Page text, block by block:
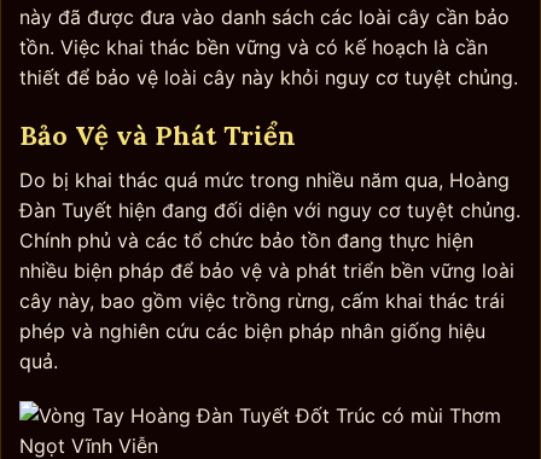
này đã được đưa vào danh sách các loài cây cần bảo
tồn. Việc khai thác bền vững và có kế hoạch là cần
thiết để bảo vệ loài cây này khỏi nguy cơ tuyệt chủng.
Bảo Vệ và Phát Triển
Do bị khai thác quá mức trong nhiều năm qua, Hoàng
Đàn Tuyết hiện đang đối diện với nguy cơ tuyệt chủng.
Chính phủ và các tổ chức bảo tồn đang thực hiện
nhiều biện pháp để bảo vệ và phát triển bền vững loài
cây này, bao gồm việc trồng rừng, cấm khai thác trái
phép và nghiên cứu các biện pháp nhân giống hiệu
quả.